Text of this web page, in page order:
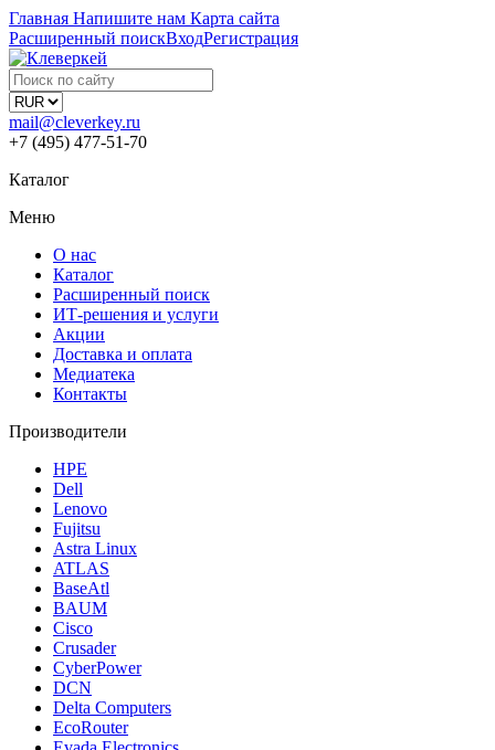
Главная Напишите нам Карта сайта
Расширенный поискВходРегистрация
mail@cleverkey.ru
+7 (495) 477-51-70
Каталог
Меню
О нас
Каталог
Расширенный поиск
ИТ-решения и услуги
Акции
Доставка и оплата
Медиатека
Контакты
Производители
HPE
Dell
Lenovo
Fujitsu
Astra Linux
ATLAS
BaseAtl
BAUM
Cisco
Crusader
CyberPower
DCN
Delta Computers
EcoRouter